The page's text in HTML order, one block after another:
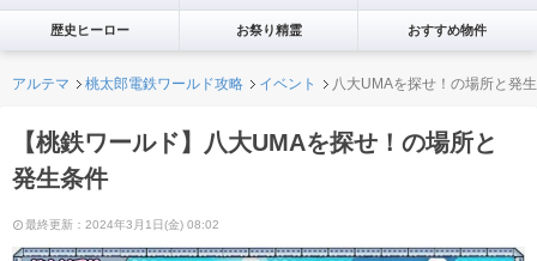
歴史ヒーロー お祭り精霊 おすすめ物件
アルテマ 桃太郎電鉄ワールド攻略 イベント 八大UMAを探せ！の場所と発
【桃鉄ワールド】八大UMAを探せ！の場所と
発生条件
最終更新：2024年3月1日(金) 08:02